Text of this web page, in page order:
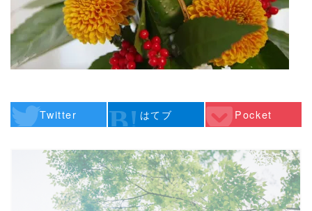
Twitter はてブ Pocket